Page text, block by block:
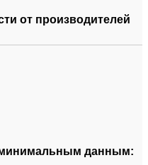
от производителей
минимальным данным: